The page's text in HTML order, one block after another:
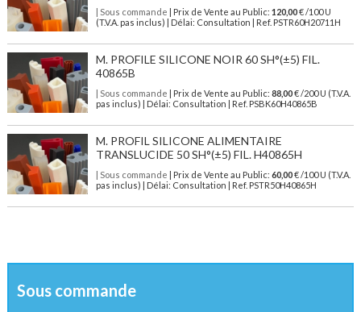
| Sous commande | Prix de Vente au Public: 120,00€ /100 U
(T.V.A. pas inclus) | Délai: Consultation | Ref. PSTR60H20711H
M. PROFILE SILICONE NOIR 60 SH°(±5) FIL.
40865B
| Sous commande | Prix de Vente au Public: 88,00€ /200 U (T.V.A.
pas inclus) | Délai: Consultation | Ref. PSBK60H40865B
M. PROFIL SILICONE ALIMENTAIRE
TRANSLUCIDE 50 SH°(±5) FIL. H40865H
| Sous commande | Prix de Vente au Public: 60,00€ /100 U (T.V.A.
pas inclus) | Délai: Consultation | Ref. PSTR50H40865H
Sous commande